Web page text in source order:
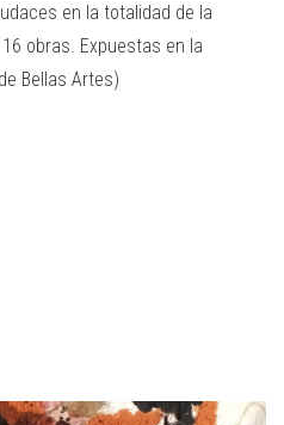
en la totalidad de la
obras. Expuestas en la
Bellas Artes)